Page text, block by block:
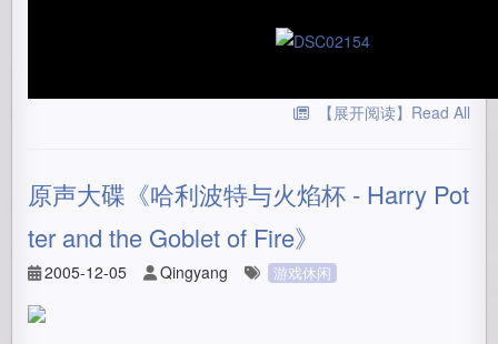
【展开阅读】Read All
原声大碟《哈利波特与火焰杯 - Harry Pot
ter and the Goblet of Fire》
2005-12-05 Qingyang 游戏休闲